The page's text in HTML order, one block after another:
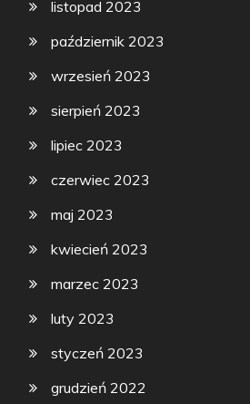
listopad 2023
październik 2023
wrzesień 2023
sierpień 2023
lipiec 2023
czerwiec 2023
maj 2023
kwiecień 2023
marzec 2023
luty 2023
styczeń 2023
grudzień 2022